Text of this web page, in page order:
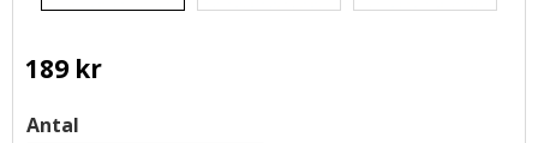
189kr
Antal